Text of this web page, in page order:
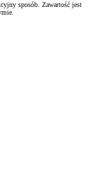
sposób. Zawartość jest